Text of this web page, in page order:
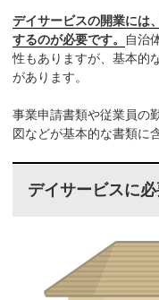
デイサービスの開業には
するのが必要です。 自治
性もありますが、基本的
があります。
事業申請書類や従業員の
図などが基本的な書類に
デイサービスに